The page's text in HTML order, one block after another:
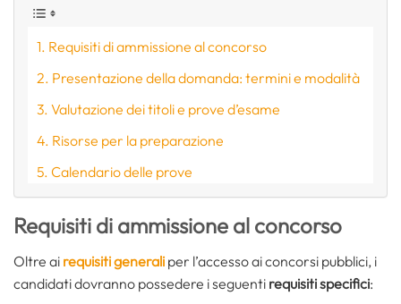
Requisiti di ammissione al concorso
Presentazione della domanda: termini e modalità
Valutazione dei titoli e prove d’esame
Risorse per la preparazione
Calendario delle prove
Requisiti di ammissione al concorso
Oltre ai requisiti generali per l’accesso ai concorsi pubblici, i
candidati dovranno possedere i seguenti requisiti specifici: